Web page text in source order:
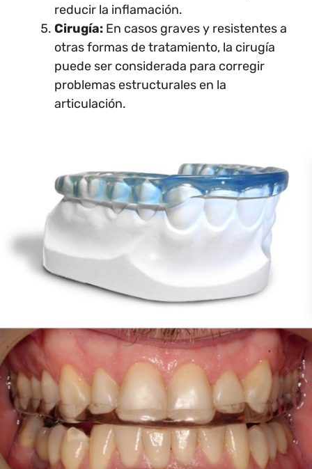
reducir la inflamación.
Cirugía: En casos graves y resistentes a
otras formas de tratamiento, la cirugía
puede ser considerada para corregir
problemas estructurales en la
articulación.